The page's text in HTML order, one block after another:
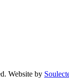
Website by